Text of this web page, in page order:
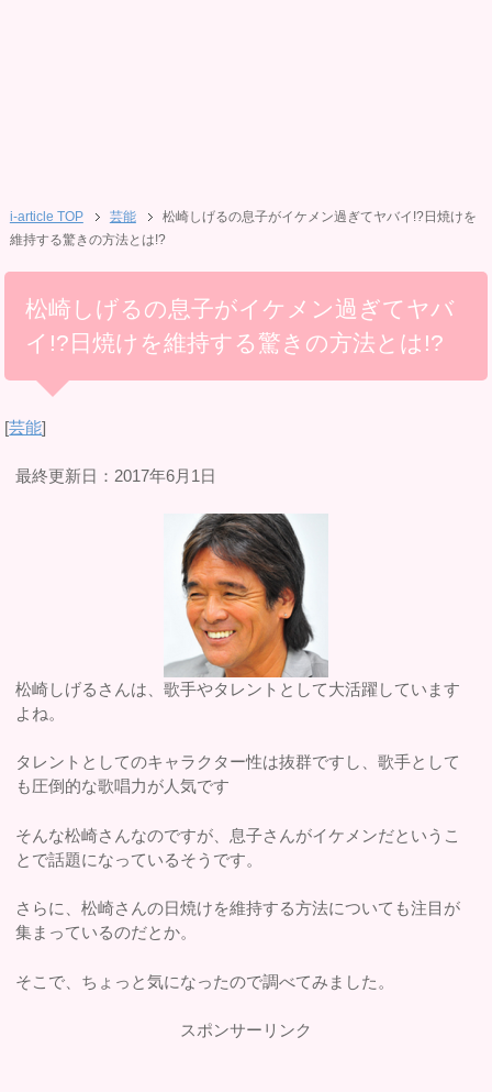
i-article TOP 芸能
松崎しげるの息子がイケメン過ぎてヤバイ!?日焼けを
維持する驚きの方法とは!?
松崎しげるの息子がイケメン過ぎてヤバ
イ!?日焼けを維持する驚きの方法とは!?
[芸能]
最終更新日：2017年6月1日
松崎しげるさんは、歌手やタレントとして大活躍しています
よね。
タレントとしてのキャラクター性は抜群ですし、歌手として
も圧倒的な歌唱力が人気です
そんな松崎さんなのですが、息子さんがイケメンだというこ
とで話題になっているそうです。
さらに、松崎さんの日焼けを維持する方法についても注目が
集まっているのだとか。
そこで、ちょっと気になったので調べてみました。
スポンサーリンク